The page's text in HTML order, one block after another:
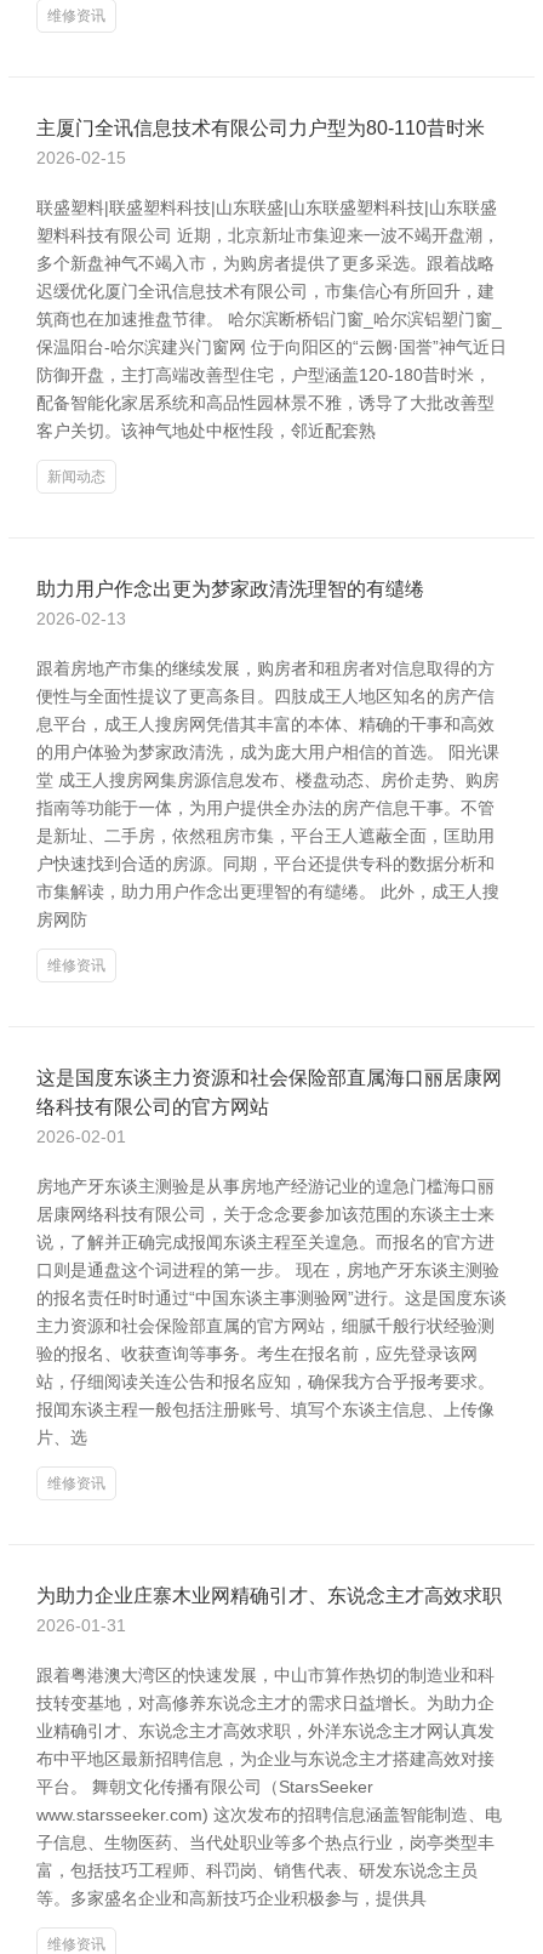
维修资讯
主厦门全讯信息技术有限公司力户型为80-110昔时米
2026-02-15
联盛塑料|联盛塑料科技|山东联盛|山东联盛塑料科技|山东联盛
塑料科技有限公司 近期，北京新址市集迎来一波不竭开盘潮，
多个新盘神气不竭入市，为购房者提供了更多采选。跟着战略
迟缓优化厦门全讯信息技术有限公司，市集信心有所回升，建
筑商也在加速推盘节律。 哈尔滨断桥铝门窗_哈尔滨铝塑门窗_
保温阳台-哈尔滨建兴门窗网 位于向阳区的“云阙·国誉”神气近日
防御开盘，主打高端改善型住宅，户型涵盖120-180昔时米，
配备智能化家居系统和高品性园林景不雅，诱导了大批改善型
客户关切。该神气地处中枢性段，邻近配套熟
新闻动态
助力用户作念出更为梦家政清洗理智的有缱绻
2026-02-13
跟着房地产市集的继续发展，购房者和租房者对信息取得的方
便性与全面性提议了更高条目。四肢成王人地区知名的房产信
息平台，成王人搜房网凭借其丰富的本体、精确的干事和高效
的用户体验为梦家政清洗，成为庞大用户相信的首选。 阳光课
堂 成王人搜房网集房源信息发布、楼盘动态、房价走势、购房
指南等功能于一体，为用户提供全办法的房产信息干事。不管
是新址、二手房，依然租房市集，平台王人遮蔽全面，匡助用
户快速找到合适的房源。同期，平台还提供专科的数据分析和
市集解读，助力用户作念出更理智的有缱绻。 此外，成王人搜
房网防
维修资讯
这是国度东谈主力资源和社会保险部直属海口丽居康网
络科技有限公司的官方网站
2026-02-01
房地产牙东谈主测验是从事房地产经游记业的遑急门槛海口丽
居康网络科技有限公司，关于念念要参加该范围的东谈主士来
说，了解并正确完成报闻东谈主程至关遑急。而报名的官方进
口则是通盘这个词进程的第一步。 现在，房地产牙东谈主测验
的报名责任时时通过“中国东谈主事测验网”进行。这是国度东谈
主力资源和社会保险部直属的官方网站，细腻千般行状经验测
验的报名、收获查询等事务。考生在报名前，应先登录该网
站，仔细阅读关连公告和报名应知，确保我方合乎报考要求。
报闻东谈主程一般包括注册账号、填写个东谈主信息、上传像
片、选
维修资讯
为助力企业庄寨木业网精确引才、东说念主才高效求职
2026-01-31
跟着粤港澳大湾区的快速发展，中山市算作热切的制造业和科
技转变基地，对高修养东说念主才的需求日益增长。为助力企
业精确引才、东说念主才高效求职，外洋东说念主才网认真发
布中平地区最新招聘信息，为企业与东说念主才搭建高效对接
平台。 舞朝文化传播有限公司（StarsSeeker
www.starsseeker.com) 这次发布的招聘信息涵盖智能制造、电
子信息、生物医药、当代处职业等多个热点行业，岗亭类型丰
富，包括技巧工程师、科罚岗、销售代表、研发东说念主员
等。多家盛名企业和高新技巧企业积极参与，提供具
维修资讯